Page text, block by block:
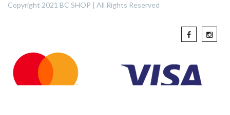
Copyright 2021 BC SHOP | All Rights Reserved